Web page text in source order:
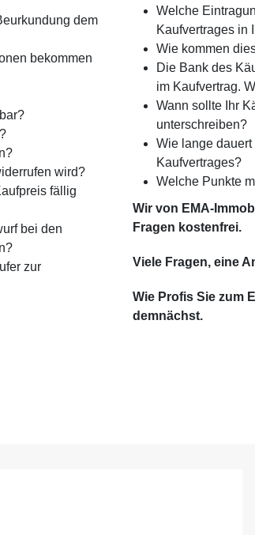
dem
bekommen
wird?
fällig
bei den
zur
Welche
Kaufvertrages in
Wie kommen
Die Bank des
im Kaufvertrag.
Wann sollte Ihr
unterschreiben?
Wie lange
Kaufvertrages?
Welche Punkte
Wir von EMA-
Fragen kostenfrei.
Viele Fragen, eine
Wie Profis Sie zum
demnächst.